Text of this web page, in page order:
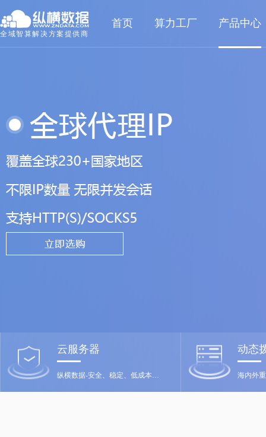
全域智算解决方案提供商
首页 算力工厂 产品中心
云服务器
纵横数据-安全、稳定、低成本、满意付款
动态
海内外